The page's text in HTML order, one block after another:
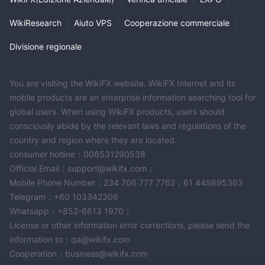
schema ponzi, è perché è proprio così. le autorità di
regolamentazione hanno vietato gli incentivi per impedire ai
IMPERIAL MARKETS ritiene di essere al di sopra di cose banali
Conclusione
IMPERIAL MARKETSoffre una vasta gamma di attività
negoziabili e tipi di account, supportati dalla piattaforma di
trading mt5 ampiamente utilizzata. tuttavia, lo stato senza
licenza del broker e le restrizioni sui prelievi di bonus, insieme a
informazioni limitate sulle commissioni non commerciali,
sollevano preoccupazioni. gli operatori dovrebbero considerare
attentamente i rischi e la conformità normativa prima di
impegnarsi IMPERIAL MARKETS e cercare ulteriori informazioni
se necessario.
Domande frequenti
WikiResearch Aiuto VPS Cooperazione commerciale
Divisione regionale
You are visiting the WikiFX website. WikiFX Internet and its
mobile products are an enterprise information searching tool for
global users. When using WikiFX products, users should
consciously abide by the relevant laws and regulations of the
country and region where they are located.
consumer hotline：006531290538
Official Email：support@wikifx.com；
Mobile Phone Number：234 706 777 7762；61 449895363
Telegram：+60 103342306
Whatsapp：+852-6613 1970；
License or other information error corrections, please send the
information to：qa@wikifx.com
Cooperation：business@wikifx.com